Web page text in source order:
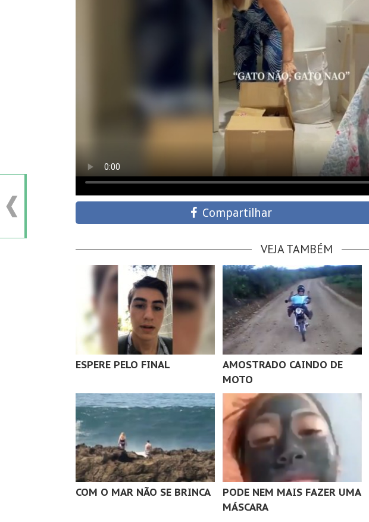
Compartilhar
VEJA TAMBÉM
ESPERE PELO FINAL
AMOSTRADO CAINDO DE
MOTO
COM O MAR NÃO SE BRINCA
PODE NEM MAIS FAZER UMA
MÁSCARA